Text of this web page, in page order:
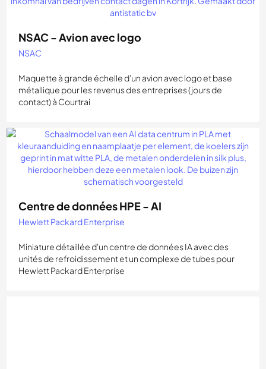
NSAC - Avion avec logo
NSAC
Maquette à grande échelle d'un avion avec logo et base
métallique pour les revenus des entreprises (jours de
contact) à Courtrai
Centre de données HPE - AI
Hewlett Packard Enterprise
Miniature détaillée d'un centre de données IA avec des
unités de refroidissement et un complexe de tubes pour
Hewlett Packard Enterprise